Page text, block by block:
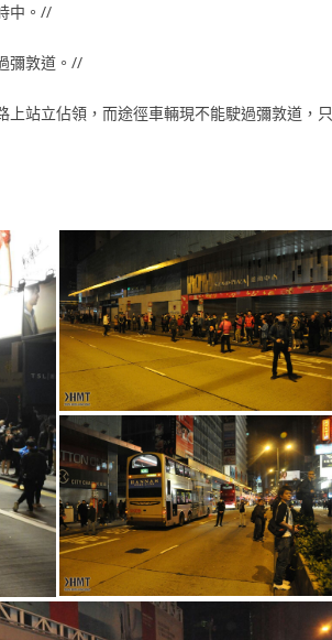
中。//
彌敦道。//
站立佔領，而途徑車輛現不能駛過彌敦道，只